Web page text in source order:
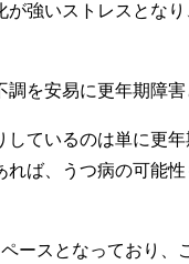
強いストレスとな
を安易に更年期障害
ているのは単に更
ば、うつ病の可能
ースとなっており、